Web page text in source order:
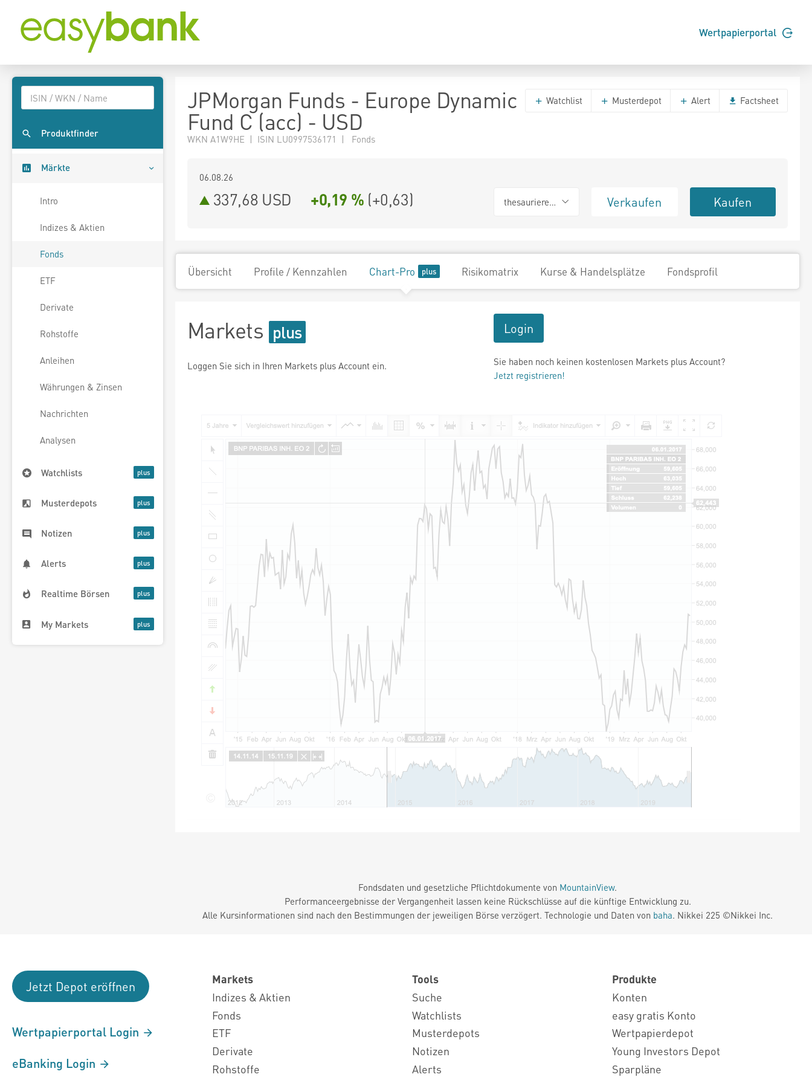
Wertpapierportal
Produktfinder
Märkte
Intro
Indizes & Aktien
Fonds
ETF
Derivate
Rohstoffe
Anleihen
Währungen & Zinsen
Nachrichten
Analysen
Watchlists
Musterdepots
Notizen
Alerts
Realtime Börsen
My Markets
JPMorgan Funds - Europe Dynamic
Fund C (acc) - USD
WKN A1W9HE | ISIN LU0997536171 | Fonds
Watchlist Musterdepot Alert Factsheet
06.08.26
337,68 USD +0,19 % (+0,63) thesaurierend Verkaufen Kaufen
Übersicht Profile / Kennzahlen Chart-Pro Risikomatrix Kurse & Handelsplätze Fondsprofil
Markets
Loggen Sie sich in Ihren Markets plus Account ein.
Login
Sie haben noch keinen kostenlosen Markets plus Account?
Jetzt registrieren!
Fondsdaten und gesetzliche Pflichtdokumente von MountainView.
Performanceergebnisse der Vergangenheit lassen keine Rückschlüsse auf die künftige Entwicklung zu.
Alle Kursinformationen sind nach den Bestimmungen der jeweiligen Börse verzögert. Technologie und Daten von baha. Nikkei 225 ©Nikkei Inc.
Jetzt Depot eröffnen
Wertpapierportal Login
eBanking Login
Markets
Indizes & Aktien
Fonds
ETF
Derivate
Rohstoffe
Tools
Suche
Watchlists
Musterdepots
Notizen
Alerts
Produkte
Konten
easy gratis Konto
Wertpapierdepot
Young Investors Depot
Sparpläne